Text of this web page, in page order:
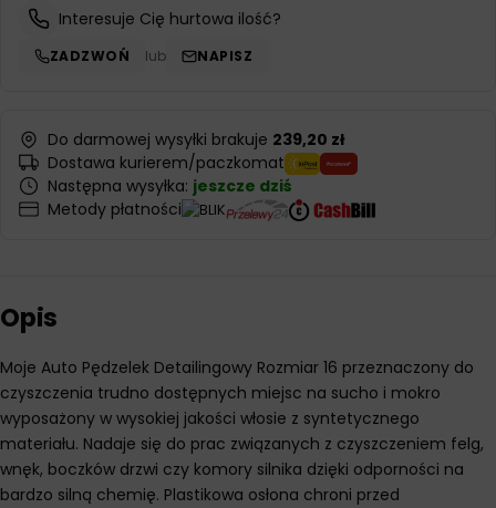
Interesuje Cię hurtowa ilość?
ZADZWOŃ lub NAPISZ
Do darmowej wysyłki brakuje 239,20 zł
Dostawa kurierem/paczkomat
Następna wysyłka: jeszcze dziś
Metody płatności
Opis
Moje Auto Pędzelek Detailingowy Rozmiar 16 przeznaczony do
czyszczenia trudno dostępnych miejsc na sucho i mokro
wyposażony w wysokiej jakości włosie z syntetycznego
materiału. Nadaje się do prac związanych z czyszczeniem felg,
wnęk, boczków drzwi czy komory silnika dzięki odporności na
bardzo silną chemię. Plastikowa osłona chroni przed